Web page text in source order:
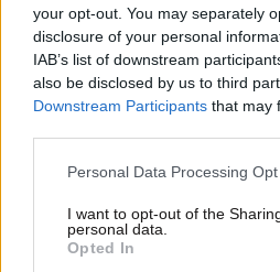
your opt-out. You may separately
disclosure of your personal
IAB’s list of downstream
also be disclosed by us to third
Downstream Participants that may
Please note that this website/app
not limited to your visit or usage
grant or deny consent to Google
use your data for below specified
Personal Data Processing
I want to opt-out of the
personal data.
Opted In
ΠΡΟΣΘΕΣΤΕ ΤΟ ΣΧΟΛΙΟ